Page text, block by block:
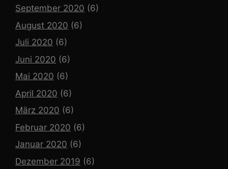
September 2020 (6)
August 2020 (6)
Juli 2020 (6)
Juni 2020 (6)
Mai 2020 (6)
April 2020 (6)
März 2020 (6)
Februar 2020 (6)
Januar 2020 (6)
Dezember 2019 (6)